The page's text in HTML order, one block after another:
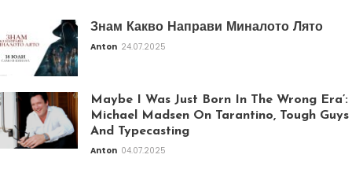
Знам Какво Направи Миналото Лято
Anton 24.07.2025
Maybe I Was Just Born In The Wrong Era’:
Michael Madsen On Tarantino, Tough Guys
And Typecasting
Anton 04.07.2025